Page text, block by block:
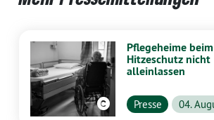
Pflegeheime beim
Hitzeschutz nicht
alleinlassen
Presse 04.